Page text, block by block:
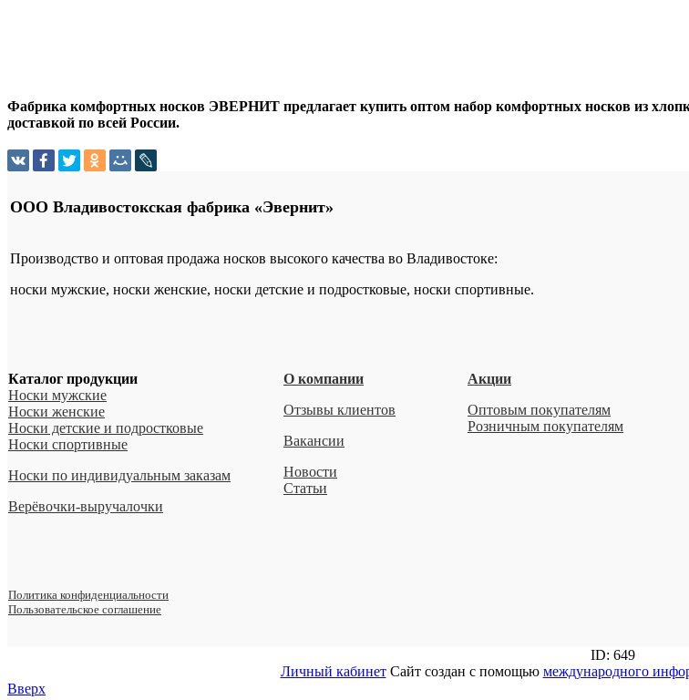
Фабрика комфортных носков ЭВЕРНИТ предлагает купить оптом набор комфортных носков из
доставкой по всей России.
ООО Владивостокская фабрика «Эвернит»
Производство и оптовая продажа носков высокого качества во Владивостоке:
носки мужские, носки женские, носки детские и подростковые, носки спортивные.
Каталог продукции
Носки мужские
Носки женские
Носки детские и подростковые
Носки спортивные
Носки по индивидуальным заказам
Верёвочки-выручалочки
Политика конфиденциальности
Пользовательское соглашение
О компании
Отзывы клиентов
Вакансии
Новости
Статьи
Акции
Оптовым покупателям
Розничным покупателям
ID: 649
Личный кабинетСайт создан с помощью международного
Вверх